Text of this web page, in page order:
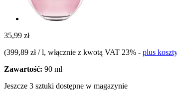
35,99 zł
(399,89 zł / l, włącznie z kwotą VAT 23% - plus
Zawartość: 90 ml
Jeszcze 3 sztuki dostępne w magazynie